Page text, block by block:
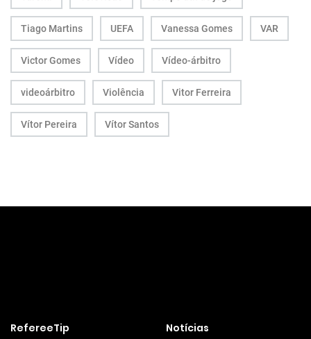
Tiago Martins UEFA Vanessa Gomes VAR
Victor Gomes Vídeo Vídeo-árbitro
videoárbitro Violência Vitor Ferreira
Vítor Pereira Vítor Santos
RefereeTip Notícias